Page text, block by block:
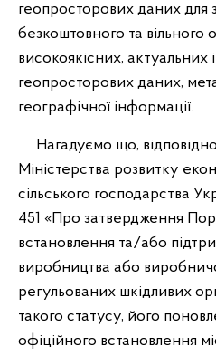
геопросторових даних для
безкоштовного та вільного
високоякісних, актуальних
геопросторових даних,
географічної інформації.
Нагадуємо що,
Міністерства розвитку
сільського господарства
451 «Про затвердження
встановлення та/або
виробництва або
регульованих шкідливих
такого статусу, його
офіційного встановлення